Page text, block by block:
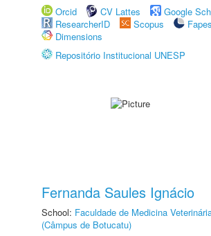
Orcid
CV Lattes
Google
ResearcherID
Scopus
Dimensions
Repositório Institucional UNESP
Fernanda Saules Ignácio
School: Faculdade de Medicina
(Câmpus de Botucatu)